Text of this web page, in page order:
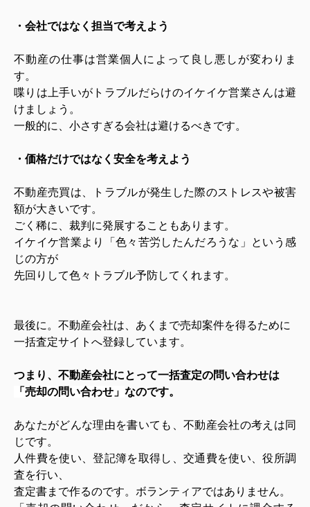
・会社ではなく担当で考えよう
不動産の仕事は営業個人によって良し悪しが変わりま
す。
喋りは上手いがトラブルだらけのイケイケ営業さんは避
けましょう。
一般的に、小さすぎる会社は避けるべきです。
・価格だけではなく安全を考えよう
不動産売買は、トラブルが発生した際のストレスや被害
額が大きいです。
ごく稀に、裁判に発展することもあります。
イケイケ営業より「色々苦労したんだろうな」という感
じの方が
先回りして色々トラブル予防してくれます。
最後に。 不動産会社は、あくまで売却案件を得るために
一括査定サイトへ登録しています。
つまり、不動産会社にとって一括査定の問い合わせは
「売却の問い合わせ」 なのです。
あなたがどんな理由を書いても、不動産会社の考えは同
じです。
人件費を使い、登記簿を取得し、交通費を使い、役所調
査を行い、
査定書まで作るのです。ボランティアではありません。